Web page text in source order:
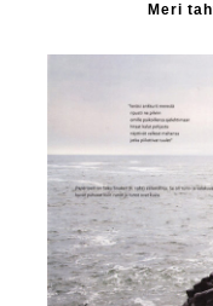
Meri